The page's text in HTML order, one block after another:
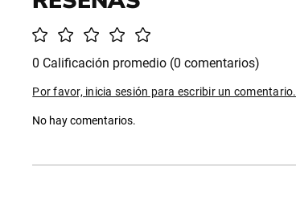
0 Calificación promedio (0 comentarios)
Por favor, inicia sesión para escribir un comentario.
No hay comentarios.